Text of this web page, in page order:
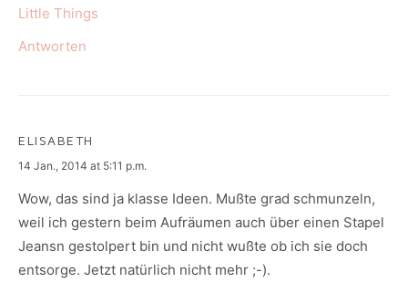
Little Things
Antworten
ELISABETH
says:
14 Jan., 2014 at 5:11 p.m.
Wow, das sind ja klasse Ideen. Mußte grad schmunzeln,
weil ich gestern beim Aufräumen auch über einen Stapel
Jeansn gestolpert bin und nicht wußte ob ich sie doch
entsorge. Jetzt natürlich nicht mehr ;-).